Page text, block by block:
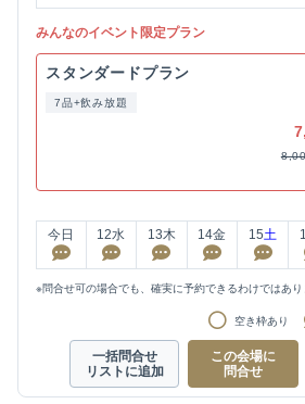
みんなのイベント限定プラン
スタンダードプラン
7品+飲み放題
今日 12水 13木 14金 15土
※問合せ可の場合でも、確実に予約できるわけではあり
空き枠あり
一括問合せ
リストに追加
この会場に
問合せ